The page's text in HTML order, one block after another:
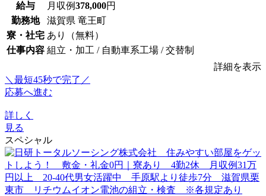
給与 月収例378,000円
勤務地
滋賀県 竜王町
寮・社宅 あり（無料）
仕事内容 組立・加工 / 自動車系工場 / 交替制
詳細を表示
＼最短45秒で完了／
応募へ進む
詳しく
見る
スペシャル